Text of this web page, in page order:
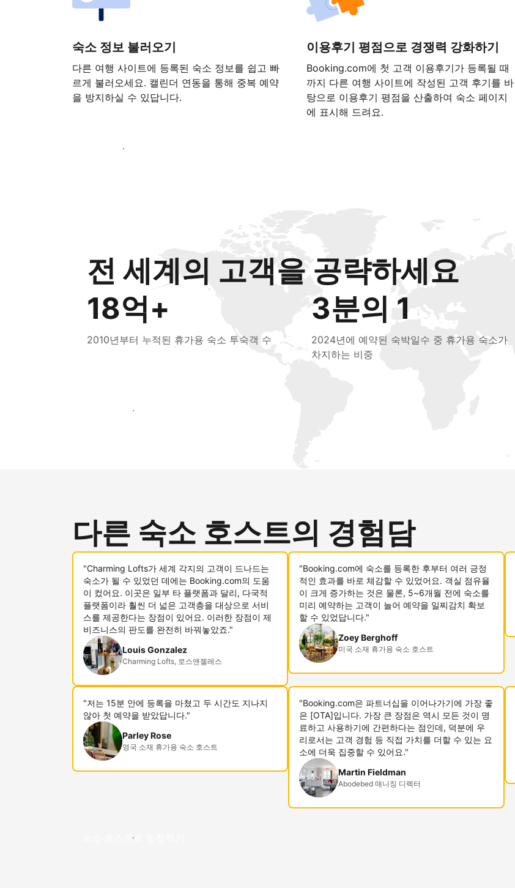
숙소 정보 불러오기
다른 여행 사이트에 등록된 숙소 정보를 쉽고 빠
르게 불러오세요. 캘린더 연동을 통해 중복 예약
을 방지하실 수 있답니다.
이용후기 평점으로 경쟁력 강화하기
Booking.com에 첫 고객 이용후기가 등록될 때
까지 다른 여행 사이트에 작성된 고객 후기를 바
탕으로 이용후기 평점을 산출하여 숙소 페이지
에 표시해 드려요.
지금 등록 시작하기
전 세계의 고객을 공략하세요
18억+
2010년부터 누적된 휴가용 숙소 투숙객 수
3분의 1
2024년에 예약된 숙박일수 중 휴가용 숙소가
차지하는 비중
새로운 고객층 공략하기
다른 숙소 호스트의 경험담
"Charming Lofts가 세계 각지의 고객이 드나드는
숙소가 될 수 있었던 데에는 Booking.com의 도움
이 컸어요. 이곳은 일부 타 플랫폼과 달리, 다국적
플랫폼이라 훨씬 더 넓은 고객층을 대상으로 서비
스를 제공한다는 장점이 있어요. 이러한 장점이 제
비즈니스의 판도를 완전히 바꿔놓았죠."
Louis Gonzalez
Charming Lofts, 로스앤젤레스
"Booking.com에 숙소를 등록한 후부터 여러 긍정
적인 효과를 바로 체감할 수 있었어요. 객실 점유율
이 크게 증가하는 것은 물론, 5~6개월 전에 숙소를
미리 예약하는 고객이 늘어 예약을 일찌감치 확보
할 수 있었답니다."
Zoey Berghoff
미국 소재 휴가용 숙소 호스트
"저는 15분 안에 등록을 마쳤고 두 시간도 지나지
않아 첫 예약을 받았답니다."
Parley Rose
영국 소재 휴가용 숙소 호스트
"Booking.com은 파트너십을 이어나가기에 가장 좋
은 [OTA]입니다. 가장 큰 장점은 역시 모든 것이 명
료하고 사용하기에 간편하다는 점인데, 덕분에 우
리로서는 고객 경험 등 직접 가치를 더할 수 있는 요
소에 더욱 집중할 수 있어요."
Martin Fieldman
Abodebed 매니징 디렉터
숙소 호스트로 동참하기